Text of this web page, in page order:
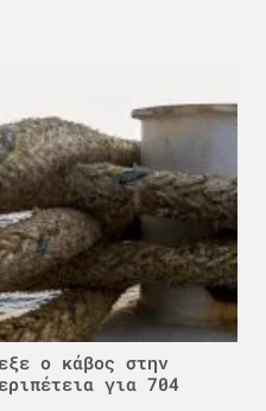
ο κάβος στην
για 704